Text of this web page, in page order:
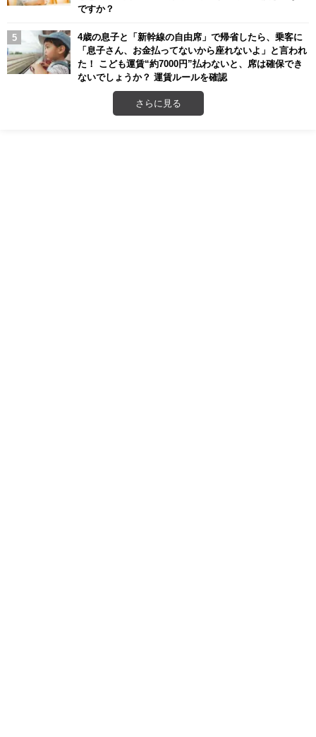
ですか？
4歳の息子と「新幹線の自由席」で帰省したら、乗客に
「息子さん、お金払ってないから座れないよ」と言われ
た！ こども運賃“約7000円”払わないと、席は確保でき
ないでしょうか？ 運賃ルールを確認
さらに見る